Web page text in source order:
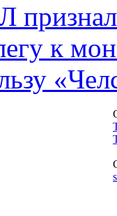
к